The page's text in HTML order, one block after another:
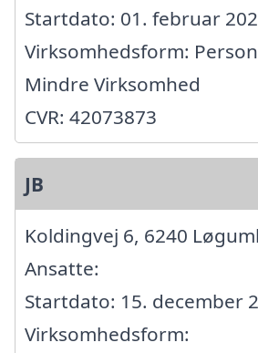
Startdato: 01. februar
Virksomhedsform:
Mindre Virksomhed
CVR: 42073873
JB
Koldingvej 6, 6240
Ansatte:
Startdato: 15. december
Virksomhedsform: